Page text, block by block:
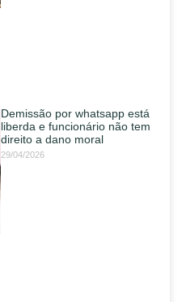
Demissão por whatsapp está
liberda e funcionário não tem
direito a dano moral
29/04/2026